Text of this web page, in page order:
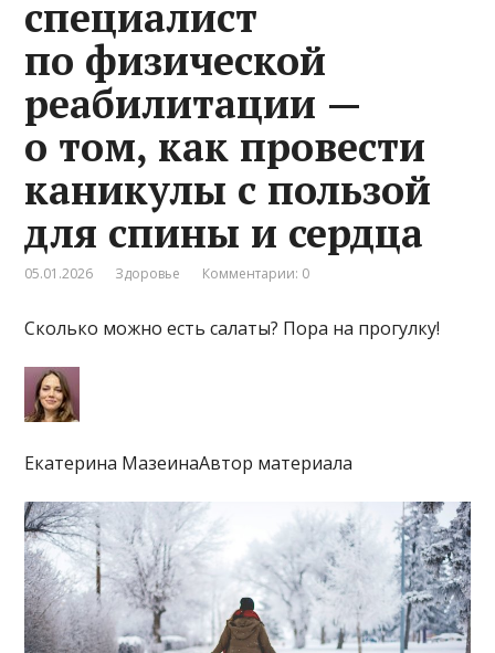
специалист
по физической
реабилитации —
о том, как провести
каникулы с пользой
для спины и сердца
05.01.2026 Здоровье Комментарии: 0
Сколько можно есть салаты? Пора на прогулку!
Екатерина МазеинаАвтор материала